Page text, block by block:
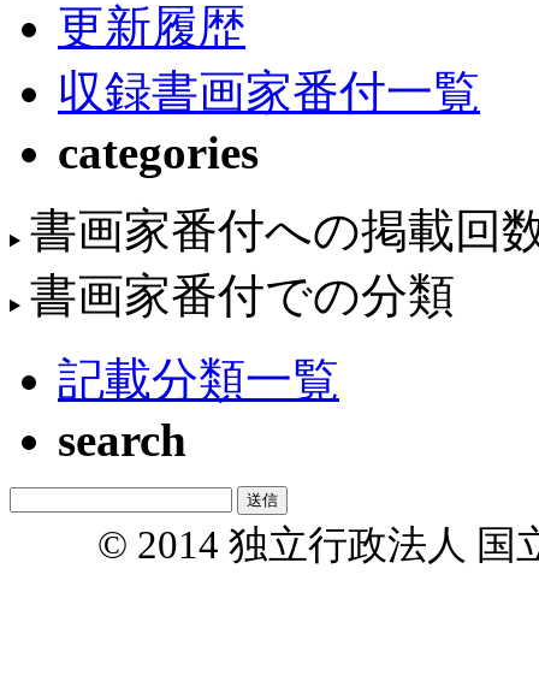
更新履歴
収録書画家番付一覧
categories
書画家番付への掲載回
書画家番付での分類
記載分類一覧
search
© 2014 独立行政法人 国